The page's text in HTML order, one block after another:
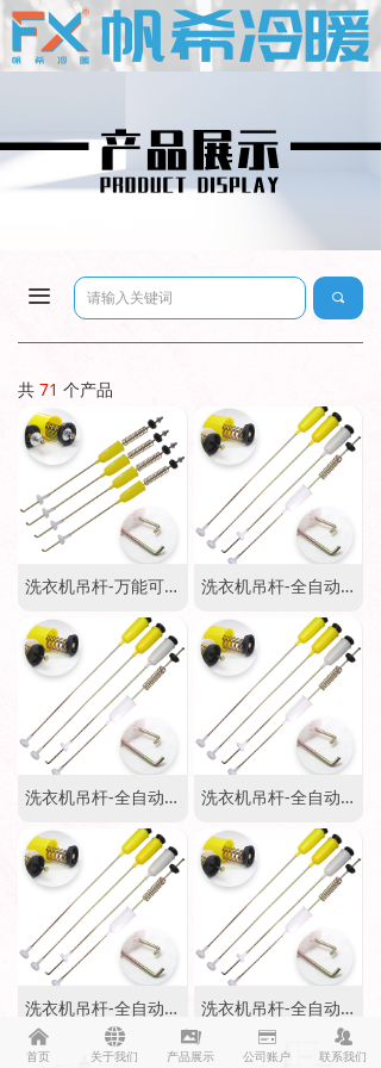
끀 끠
共 71 个产品
洗衣机吊杆-万能可调48CM-60CM 洗衣机吊杆-全自动通用-60CM
洗衣机吊杆-全自动通用-58CM 洗衣机吊杆-全自动通用-56CM
洗衣机吊杆-全自动通用-54CM 洗衣机吊杆-全自动通用-52CM
낀
首页
뀁
关于我们
끡
产品展示
녃
公司账户
뀡
联系我们